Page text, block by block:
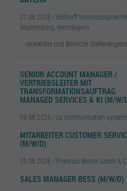
07.08.2026 / Böllhoff
Württemberg, West-Bayern
verwandte und ähnliche
SENIOR ACCOUNT MANAGER /
VERTRIEBSLEITER MIT
TRANSFORMATIONSAUFTRAG
MANAGED SERVICES & KI (M/W/
09.08.2026 / cs communication
MITARBEITER CUSTOMER
(M/W/D)
05.08.2026 / Friedrich Binder GmbH &
SALES MANAGER BESS (M/W/D)